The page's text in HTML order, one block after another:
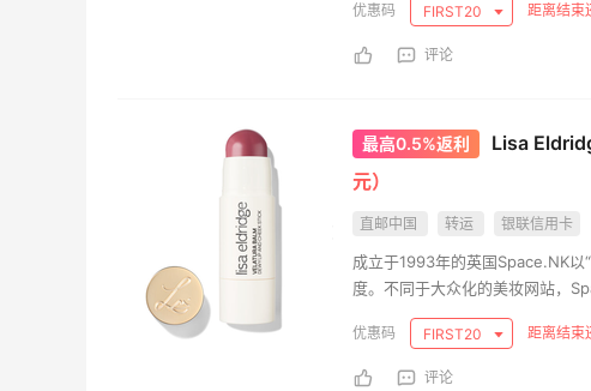
FIRST20 距离结
评论
最高0.5%返利 Lisa
元）
直邮中国 转运 银联信用卡
成立于1993年的英国Space.NK以
度。不同于大众化的美妆网站，
火品牌Caudalie、无瑕粉妆
FIRST20 距离结
评论
1688买儿童电动摩托车玩具～高配置低价
我的本命粉扑-毛吉吉5.0s气垫粉扑补货
08月09日